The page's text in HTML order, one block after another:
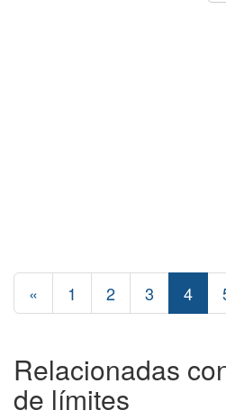
« 1 2 3 4
Relacionadas
de límites